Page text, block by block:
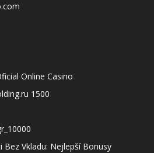
Online Casino
1500
Bez Vkladu: Nejlepší Bonusy